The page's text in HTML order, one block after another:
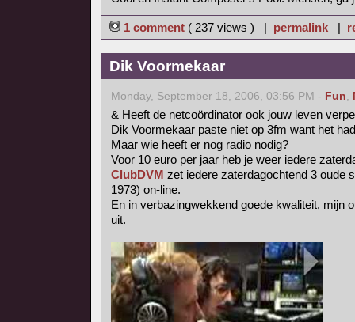
1 comment ( 237 views ) | permalink |
Dik Voormekaar
Monday, September 18, 2006, 03:56 PM - Fun,
& Heeft de netcoördinator ook jouw leven
Dik Voormekaar paste niet op 3fm want het
Maar wie heeft er nog radio nodig?
Voor 10 euro per jaar heb je weer iedere
ClubDVM zet iedere zaterdagochtend 3 oude
1973) on-line.
En in verbazingwekkend goede kwaliteit, mijn
uit.